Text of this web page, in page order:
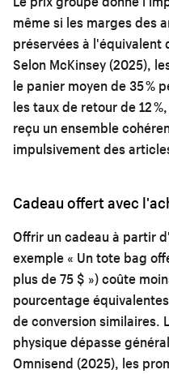
même si les marges des
préservées à l'équivalent
Selon McKinsey (2025),
le panier moyen de 35 %
les taux de retour de 12
reçu un ensemble
impulsivement des
Cadeau offert avec
Offrir un cadeau à partir
exemple « Un tote bag
plus de 75 $ ») coûte
pourcentage
de conversion similaires.
physique dépasse
Omnisend (2025), les